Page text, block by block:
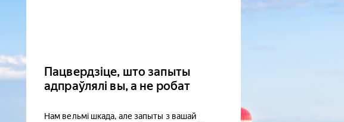
Пацвердзіце, што запыты
адпраўлялі вы, а не робат
Нам вельмі шкада, але запыты з вашай